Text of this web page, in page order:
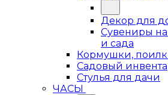
Декор для
Сувениры
и сада
Кормушки,
Садовый
Стулья для дачи
ЧАСЫ